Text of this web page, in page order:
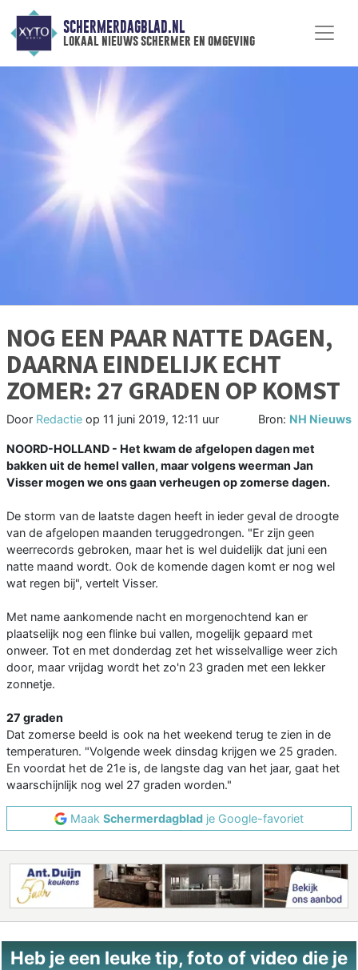
SCHERMERDAGBLAD.NL
lokaal nieuws schermer en omgeving
NOG EEN PAAR NATTE DAGEN,
DAARNA EINDELIJK ECHT
ZOMER: 27 GRADEN OP KOMST
Door Redactie op 11 juni 2019, 12:11 uur Bron: NH Nieuws
NOORD-HOLLAND - Het kwam de afgelopen dagen met
bakken uit de hemel vallen, maar volgens weerman Jan
Visser mogen we ons gaan verheugen op zomerse dagen.
De storm van de laatste dagen heeft in ieder geval de droogte
van de afgelopen maanden teruggedrongen. "Er zijn geen
weerrecords gebroken, maar het is wel duidelijk dat juni een
natte maand wordt. Ook de komende dagen komt er nog wel
wat regen bij", vertelt Visser.
Met name aankomende nacht en morgenochtend kan er
plaatselijk nog een flinke bui vallen, mogelijk gepaard met
onweer. Tot en met donderdag zet het wisselvallige weer zich
door, maar vrijdag wordt het zo'n 23 graden met een lekker
zonnetje.
27 graden
Dat zomerse beeld is ook na het weekend terug te zien in de
temperaturen. "Volgende week dinsdag krijgen we 25 graden.
En voordat het de 21e is, de langste dag van het jaar, gaat het
waarschijnlijk nog wel 27 graden worden."
Maak Schermerdagblad je Google-favoriet
Heb je een leuke tip, foto of video die je